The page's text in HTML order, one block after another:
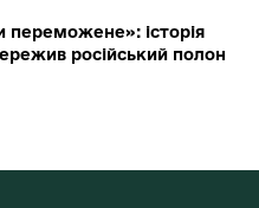
переможене»: історія
російський полон